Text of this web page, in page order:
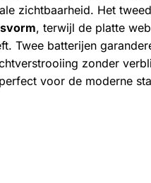
zichtbaarheid. Het
, terwijl de platte
Twee batterijen
zonder
voor de moderne